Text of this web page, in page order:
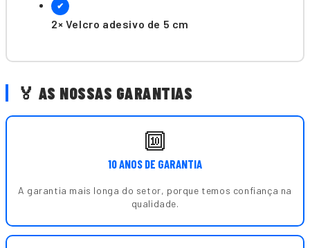
✔
2× Velcro adesivo de 5 cm
🏅 AS NOSSAS GARANTIAS
🔟
10 ANOS DE GARANTIA
A garantia mais longa do setor, porque temos confiança na
qualidade.